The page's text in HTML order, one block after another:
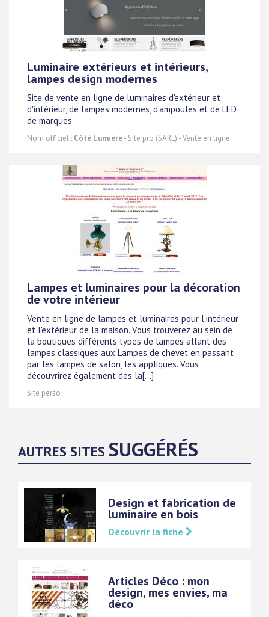
Luminaire extérieurs et intérieurs,
lampes design modernes
Site de vente en ligne de luminaires d'extérieur et
d'intérieur, de lampes modernes, d'ampoules et de LED
de marques.
Nom officiel : Côté Lumière- Site pro (SARL) - Vente en ligne
Lampes et luminaires pour la décoration
de votre intérieur
Vente en ligne de lampes et luminaires pour l'intérieur
et l'extérieur de la maison. Vous trouverez au sein de
la boutiques différents types de lampes allant des
lampes classiques aux Lampes de chevet en passant
par les lampes de salon, les appliques. Vous
découvrirez également des la[...]
Site perso
AUTRES SITES SUGGÉRÉS
Design et fabrication de
luminaire en bois
Découvrir la fiche
Articles Déco : mon
design, mes envies, ma
déco